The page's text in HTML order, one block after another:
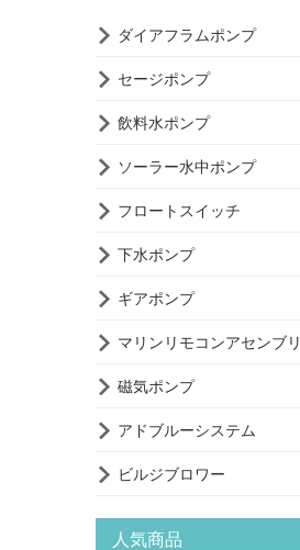
 ダイアフラムポンプ
 セージポンプ
 飲料水ポンプ
 ソーラー水中ポンプ
 フロートスイッチ
 下水ポンプ
 ギアポンプ
 マリンリモコンアセンブリ
 磁気ポンプ
 アドブルーシステム
 ビルジブロワー
人気商品